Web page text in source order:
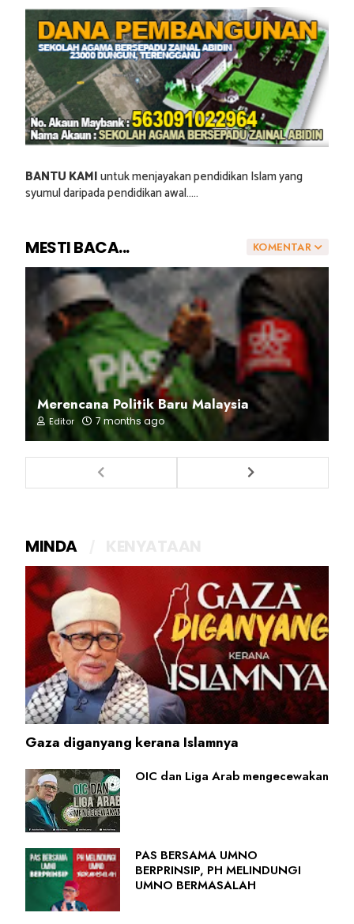
BANTU KAMIuntuk menjayakan pendidikan Islam yang
syumul daripada pendidikan awal.....
KOMENTAR
MESTI BACA...
Merencana Politik Baru Malaysia
Editor 7 months ago
MINDA
Gaza diganyang kerana Islamnya
OIC dan Liga Arab mengecewakan
PAS BERSAMA UMNO
BERPRINSIP, PH MELINDUNGI
UMNO BERMASALAH